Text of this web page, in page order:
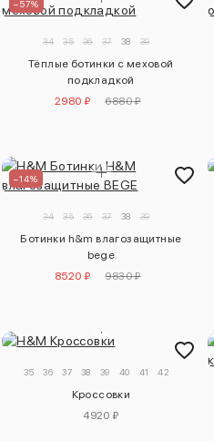
–57%
34 35 36 37 38 39
Тёплые ботинки с меховой
подкладкой
2980 ₽
6880 ₽
–14%
34 35 36 37 38 39
Ботинки h&m влагозащитные
bege
8520 ₽
9830 ₽
35 36 37 38 39 40 41 42
Кроссовки
4920 ₽